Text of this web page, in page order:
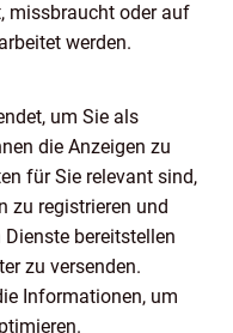
missbraucht oder auf
werden.
um Sie als
die Anzeigen zu
für Sie relevant sind,
zu registrieren und
bereitstellen
zu versenden.
Informationen, um